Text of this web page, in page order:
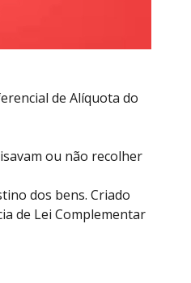
de Alíquota do
ou não recolher
dos bens. Criado
de Lei Complementar